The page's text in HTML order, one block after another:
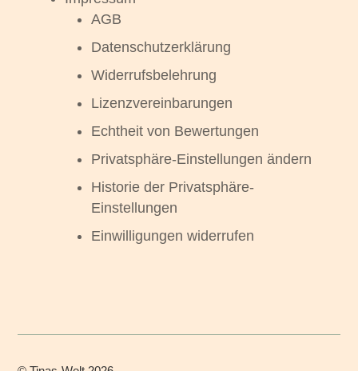
AGB
Datenschutzerklärung
Widerrufsbelehrung
Lizenzvereinbarungen
Echtheit von Bewertungen
Privatsphäre-Einstellungen ändern
Historie der Privatsphäre-
Einstellungen
Einwilligungen widerrufen